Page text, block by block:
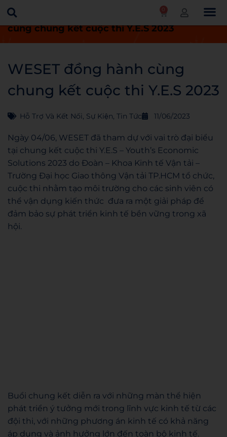
0
Trang chủ
WESET đồng hành
cùng chung kết cuộc thi Y.E.S 2023
WESET đồng hành cùng
chung kết cuộc thi Y.E.S 2023
Hỗ Trợ Và Kết Nối, Sự Kiện, Tin Tức 11/06/2023
Ngày 04/06, WESET đã tham dự với vai trò đại biểu
tại chung kết cuộc thi Y.E.S – Youth’s Economic
Solutions 2023 do Đoàn – Khoa Kinh tế Vận tải –
Trường Đại học Giao thông Vận tải TP.HCM tổ chức,
cuộc thi nhằm tạo môi trường cho các sinh viên có
thể vận dụng kiến thức đưa ra một giải pháp để
đảm bảo sự phát triển kinh tế bền vững trong xã
hội.
Buổi chung kết diễn ra với những màn thể hiện
phát triển ý tưởng mới trong lĩnh vực kinh tế từ các
đội thi, với những phương án kinh tế có khả năng
áp dụng và ảnh hưởng lớn đến toàn bộ kinh tế.